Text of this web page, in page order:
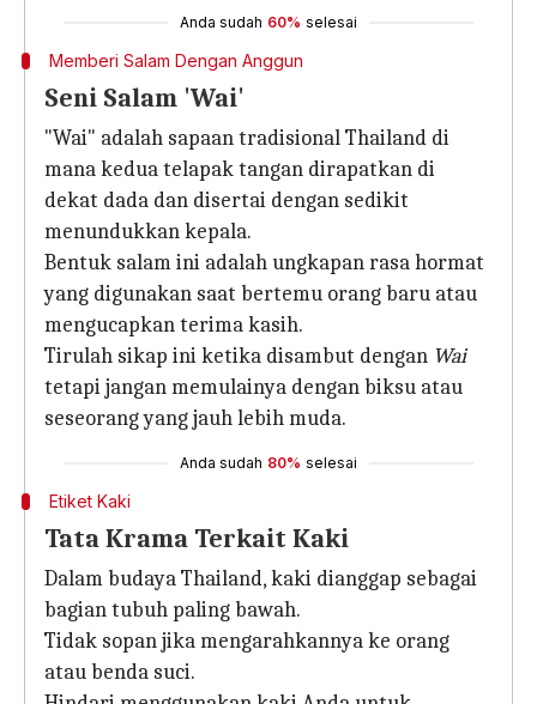
Anda sudah 60% selesai
Memberi Salam Dengan Anggun
Seni Salam 'Wai'
"Wai" adalah sapaan tradisional Thailand di
mana kedua telapak tangan dirapatkan di
dekat dada dan disertai dengan sedikit
menundukkan kepala.
Bentuk salam ini adalah ungkapan rasa hormat
yang digunakan saat bertemu orang baru atau
mengucapkan terima kasih.
Tirulah sikap ini ketika disambut dengan Wai
tetapi jangan memulainya dengan biksu atau
seseorang yang jauh lebih muda.
Anda sudah 80% selesai
Etiket Kaki
Tata Krama Terkait Kaki
Dalam budaya Thailand, kaki dianggap sebagai
bagian tubuh paling bawah.
Tidak sopan jika mengarahkannya ke orang
atau benda suci.